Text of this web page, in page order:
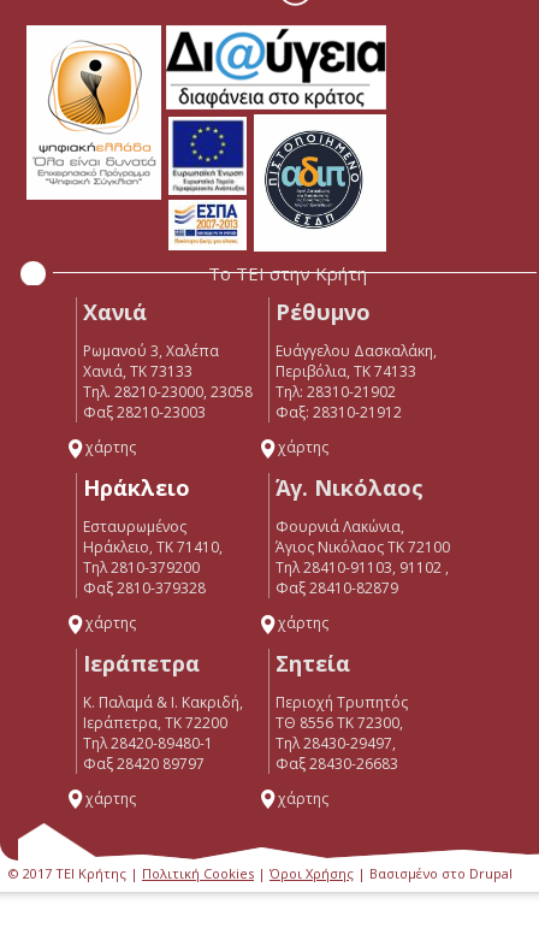
Το ΤΕΙ στην Κρήτη
Χανιά
Ρωμανού 3, Χαλέπα
Χανιά, ΤΚ 73133
Τηλ. 28210-23000, 23058
Φαξ 28210-23003
χάρτης
Ρέθυμνο
Ευάγγελου Δασκαλάκη,
Περιβόλια, ΤΚ 74133
Tηλ: 28310-21902
Φαξ: 28310-21912
χάρτης
Ηράκλειο
Εσταυρωμένος
Ηράκλειο, ΤΚ 71410,
Τηλ 2810-379200
Φαξ 2810-379328
χάρτης
Άγ. Νικόλαος
Φουρνιά Λακώνια,
Άγιος Νικόλαος ΤΚ 72100
Τηλ 28410-91103, 91102 ,
Φαξ 28410-82879
χάρτης
Ιεράπετρα
Κ. Παλαμά & Ι. Κακριδή,
Ιεράπετρα, ΤΚ 72200
Tηλ 28420-89480-1
Φαξ 28420 89797
χάρτης
Σητεία
Περιοχή Τρυπητός
ΤΘ 8556 ΤΚ 72300,
Τηλ 28430-29497,
Φαξ 28430-26683
χάρτης
© 2017 ΤΕΙ Κρήτης | Πολιτική Cookies | Όροι Χρήσης | Βασισμένο στο Drupal